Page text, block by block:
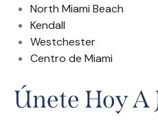
North Miami Beach
Kendall
Westchester
Centro de Miami
Únete Hoy A